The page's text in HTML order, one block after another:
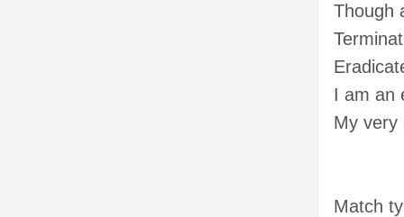
Though
I am an
My very
Match